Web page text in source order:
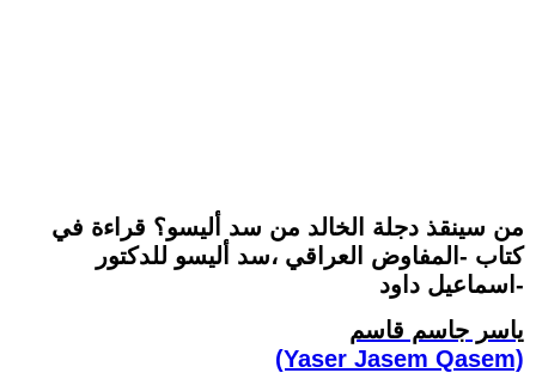
من سينقذ دجلة الخالد من سد أليسو؟ قراءة في
كتاب -المفاوض العراقي ،سد أليسو للدكتور
اسماعيل داود-
ياسر جاسم قاسم
(Yaser Jasem Qasem)